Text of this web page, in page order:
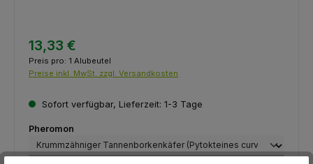
13,33 €
Preis pro: 1 Alubeutel
Preise inkl. MwSt. zzgl. Versandkosten
Sofort verfügbar, Lieferzeit: 1-3 Tage
Pheromon